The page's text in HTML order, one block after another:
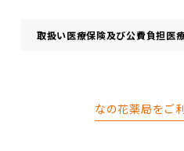
取扱い医療保険及び公費負担医
なの花薬局をご